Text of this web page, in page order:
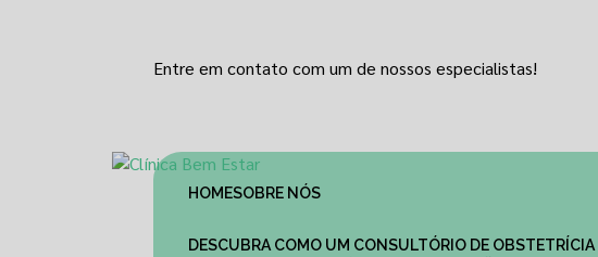
Entre em contato com um de nossos especialistas!
HOME
SOBRE NÓS
DESCUBRA COMO UM CONSULTÓRIO DE